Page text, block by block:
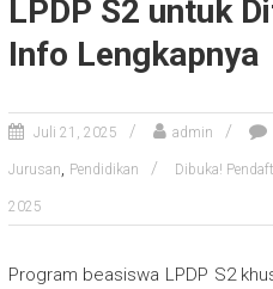
LPDP S2 untuk
Info Lengkapnya
Juli 21, 2025 admin
Jurusan, Pendidikan Dibuka!
2025
Program beasiswa LPDP S2